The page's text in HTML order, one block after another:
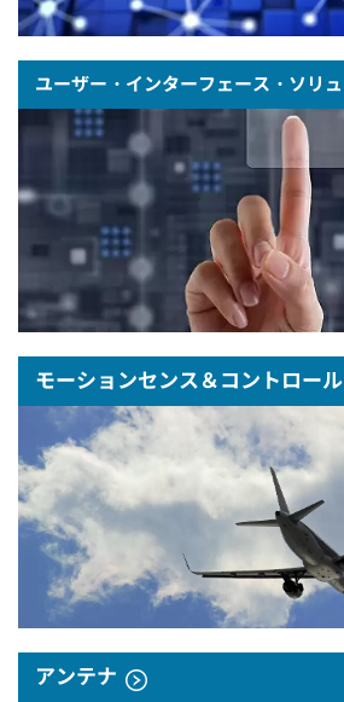
ユーザー・インターフェース・ソリ
モーションセンス＆コントロール
アンテナ